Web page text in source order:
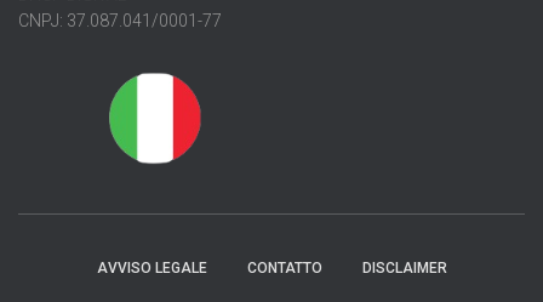
CNPJ: 37.087.041/0001-77
AVVISO LEGALE CONTATTO DISCLAIMER